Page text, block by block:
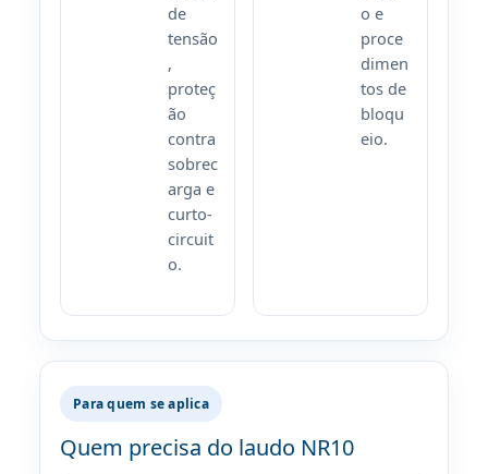
de
tensão
,
proteç
ão
contra
sobrec
arga e
curto-
circuit
o.
o e
proce
dimen
tos de
bloqu
eio.
Para quem se aplica
Quem precisa do laudo NR10